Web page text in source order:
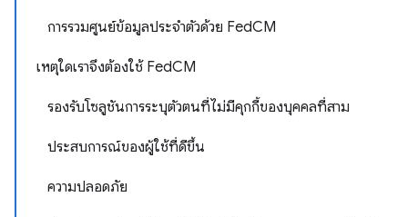
การรวมศูนย์ข้อมูลประจำตัวด้วย FedCM
เหตุใดเราจึงต้องใช้ FedCM
รองรับโซลูชันการระบุตัวตนที่ไม่มีคุกกี้ของบุคคลที่สาม
ประสบการณ์ของผู้ใช้ที่ดีขึ้น
ความปลอดภัย